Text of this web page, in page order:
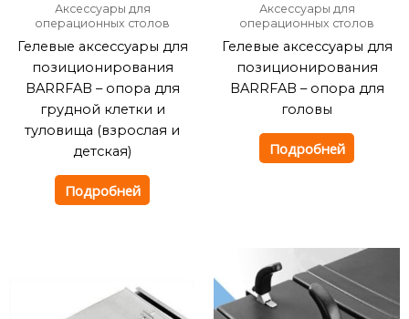
Аксессуары для
операционных столов
Гелевые аксессуары для
позиционирования
BARRFAB – опора для
грудной клетки и
туловища (взрослая и
детская)
Подробней
Аксессуары для
операционных столов
Гелевые аксессуары для
позиционирования
BARRFAB – опора для
головы
Подробней